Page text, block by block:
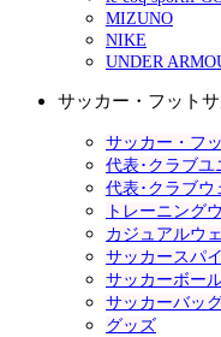
MIZUNO
NIKE
UNDER
サッカー・フット
サッカー・フ
代表･クラブユ
代表･クラブウ
トレーニング
カジュアルウ
サッカースパ
サッカーボー
サッカーバッ
グッズ